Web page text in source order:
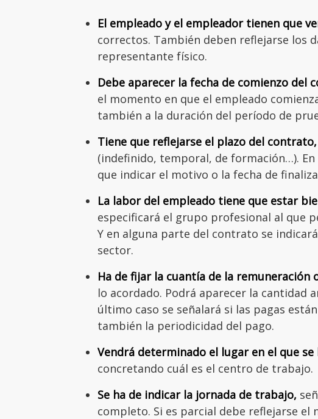
El empleado y el empleador tienen que
correctos. También deben reflejarse los
representante físico.
Debe aparecer la fecha de comienzo del
el momento en que el empleado
también a la duración del período de
Tiene que reflejarse el plazo del contrato,
(indefinido, temporal, de formación…).
que indicar el motivo o la fecha de
La labor del empleado tiene que estar
especificará el grupo profesional al que
Y en alguna parte del contrato se
sector.
Ha de fijar la cuantía de la remuneración
lo acordado. Podrá aparecer la cantidad
último caso se señalará si las pagas
también la periodicidad del pago.
Vendrá determinado el lugar en el que
concretando cuál es el centro de trabajo.
Se ha de indicar la jornada de trabajo,
completo. Si es parcial debe reflejarse el